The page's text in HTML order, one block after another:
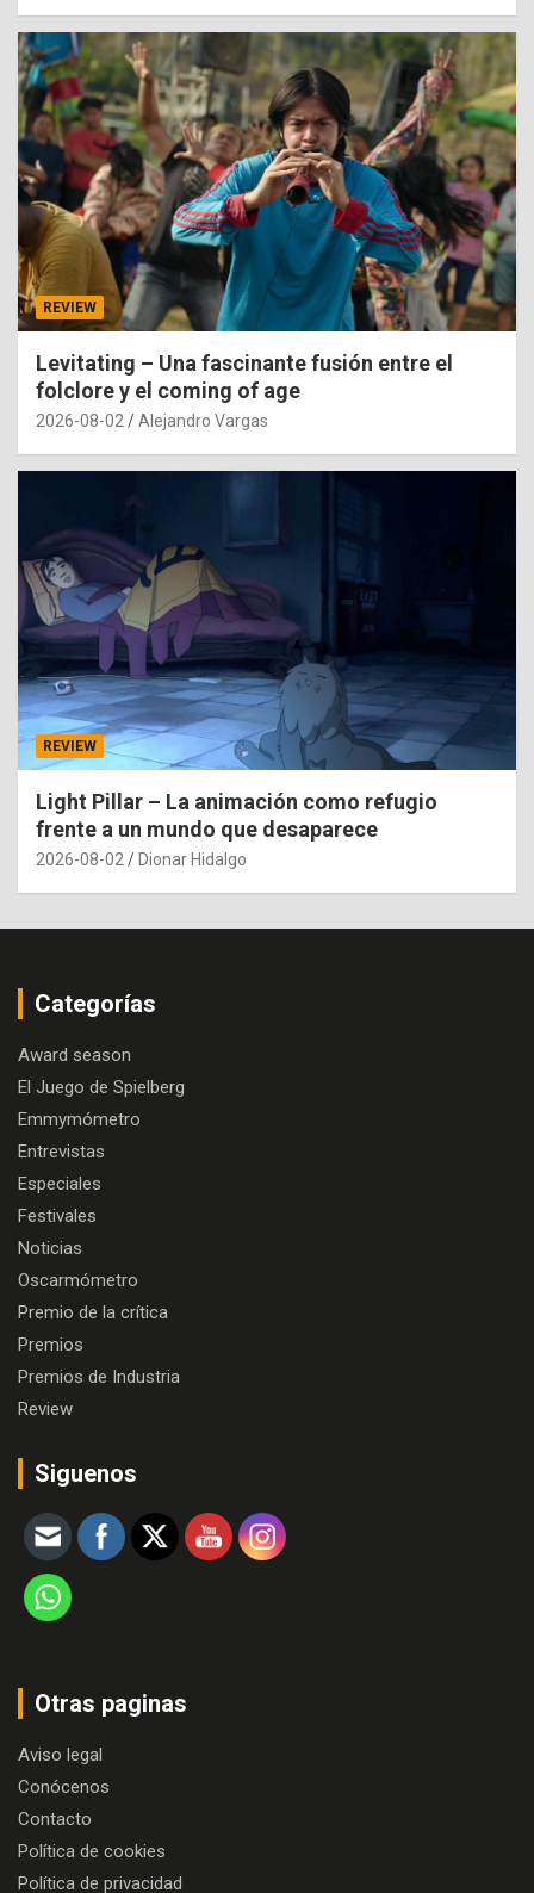
REVIEW
Levitating – Una fascinante fusión entre el
folclore y el coming of age
2026-08-02 Alejandro Vargas
REVIEW
Light Pillar – La animación como refugio
frente a un mundo que desaparece
2026-08-02 Dionar Hidalgo
Categorías
Award season
El Juego de Spielberg
Emmymómetro
Entrevistas
Especiales
Festivales
Noticias
Oscarmómetro
Premio de la crítica
Premios
Premios de Industria
Review
Siguenos
Otras paginas
Aviso legal
Conócenos
Contacto
Política de cookies
Política de privacidad